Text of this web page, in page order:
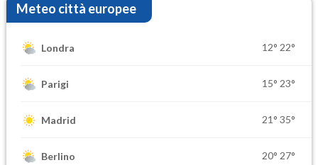
Meteo città europee
Londra 12° 22°
Parigi 15° 23°
Madrid 21° 35°
Berlino 20° 27°